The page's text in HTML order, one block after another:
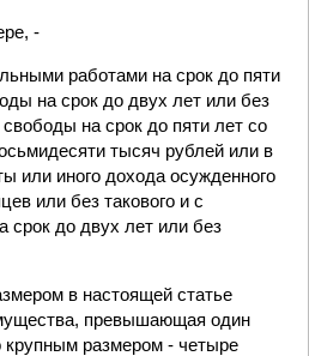
-
работами на срок до пяти
на срок до двух лет или без
на срок до пяти лет со
тысяч рублей или в
или иного дохода осужденного
или без такового и с
срок до двух лет или без
в настоящей статье
превышающая один
размером - четыре